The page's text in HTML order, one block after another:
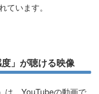
ています。
」が聴ける映像